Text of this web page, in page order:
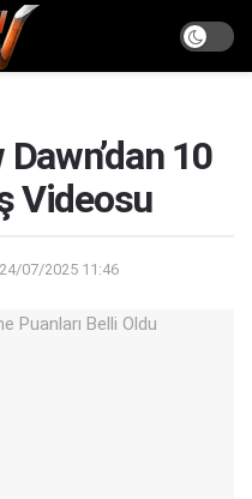
10
Videosu
24/07/2025 11:46